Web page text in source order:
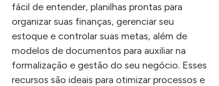
fácil de entender, planilhas prontas para
organizar suas finanças, gerenciar seu
estoque e controlar suas metas, além de
modelos de documentos para auxiliar na
formalização e gestão do seu negócio. Esses
recursos são ideais para otimizar processos e